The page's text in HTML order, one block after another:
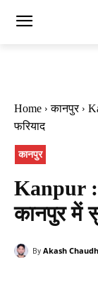
Home कानपुर
फरियाद
कानपुर
Kanpur :
कानपुर में
By Akash